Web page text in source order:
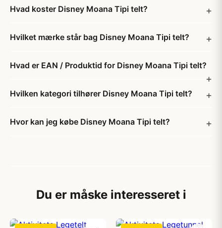
Hvad koster Disney Moana Tipi telt?
Hvilket mærke står bag Disney Moana Tipi telt?
Hvad er EAN / Produktid for Disney Moana Tipi telt?
Hvilken kategori tilhører Disney Moana Tipi telt?
Hvor kan jeg købe Disney Moana Tipi telt?
Du er måske interesseret i